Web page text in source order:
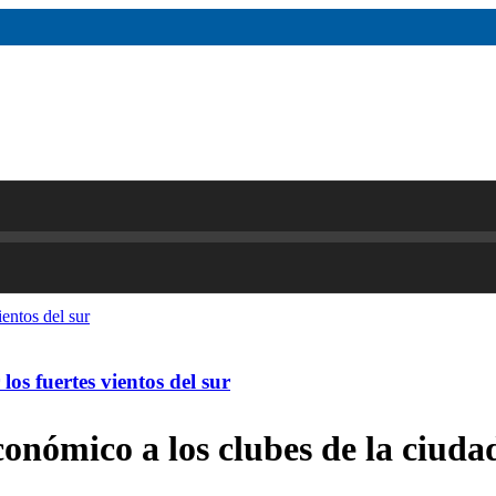
fuertes vientos del sur
a los clubes de la